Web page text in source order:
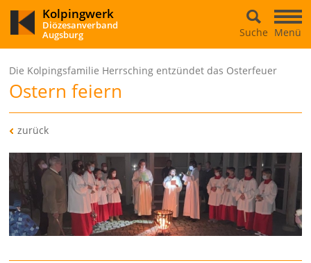
Kolpingwerk
Diözesanverband
Augsburg Menü
Suche
Die Kolpingsfamilie Herrsching entzündet das Osterfeuer
Ostern feiern
zurück